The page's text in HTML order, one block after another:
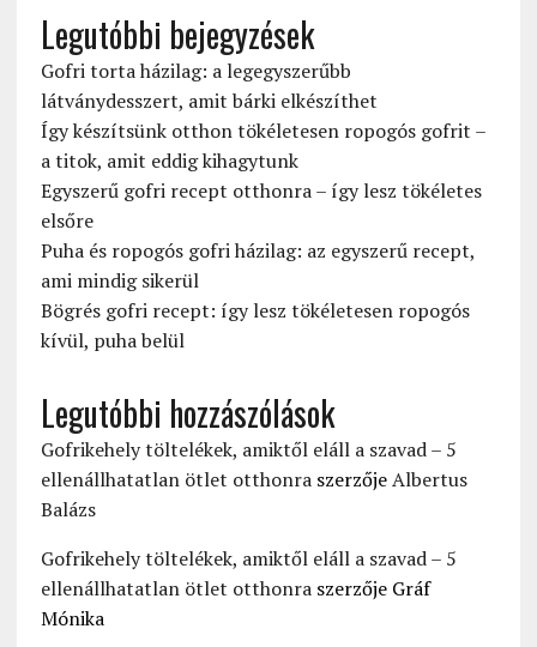
Legutóbbi bejegyzések
Gofri torta házilag: a legegyszerűbb
látványdesszert, amit bárki elkészíthet
Így készítsünk otthon tökéletesen ropogós gofrit –
a titok, amit eddig kihagytunk
Egyszerű gofri recept otthonra – így lesz tökéletes
elsőre
Puha és ropogós gofri házilag: az egyszerű recept,
ami mindig sikerül
Bögrés gofri recept: így lesz tökéletesen ropogós
kívül, puha belül
Legutóbbi hozzászólások
Gofrikehely töltelékek, amiktől eláll a szavad – 5
ellenállhatatlan ötlet otthonraszerzőjeAlbertus
Balázs
Gofrikehely töltelékek, amiktől eláll a szavad – 5
ellenállhatatlan ötlet otthonraszerzője Gráf
Mónika